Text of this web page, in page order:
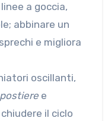
linee a goccia,
abbinare un
e migliora
oscillanti,
e
il ciclo